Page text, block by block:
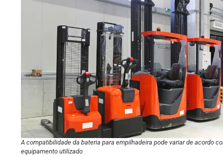
A compatibilidade da bateria para empilhadeira pode variar de acordo
equipamento utilizado